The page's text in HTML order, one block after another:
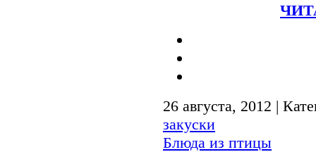
26 августа, 2012 |
закуски
Блюда из птицы